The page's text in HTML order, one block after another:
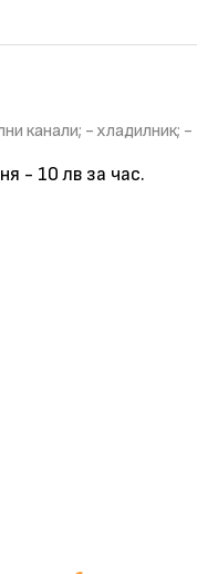
канали; - хладилник; -
- 10 лв за час.